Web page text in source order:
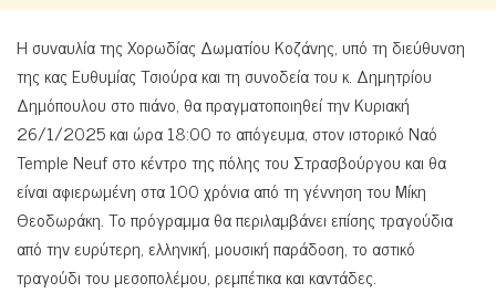
Η συναυλία της Χορωδίας Δωματίου Κοζάνης, υπό τη διεύθυνση
της κας Ευθυμίας Τσιούρα και τη συνοδεία του κ. Δημητρίου
Δημόπουλου στο πιάνο, θα πραγματοποιηθεί την Κυριακή
26/1/2025 και ώρα 18:00 το απόγευμα, στον ιστορικό Ναό
Temple Neuf στο κέντρο της πόλης του Στρασβούργου και θα
είναι αφιερωμένη στα 100 χρόνια από τη γέννηση του Μίκη
Θεοδωράκη. Το πρόγραμμα θα περιλαμβάνει επίσης τραγούδια
από την ευρύτερη, ελληνική, μουσική παράδοση, το αστικό
τραγούδι του μεσοπολέμου, ρεμπέτικα και καντάδες.